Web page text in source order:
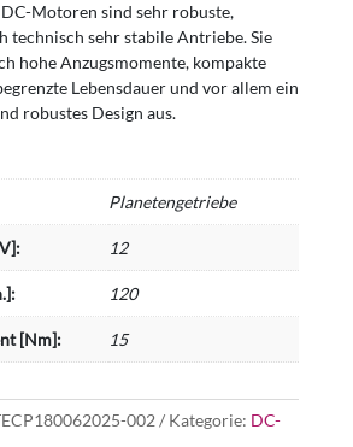
Motoren sind sehr robuste,
technisch sehr stabile Antriebe. Sie
hohe Anzugsmomente, kompakte
Lebensdauer und vor allem ein
robustes Design aus.
Planetengetriebe
12
120
[Nm]: 15
002 Kategorie: DC-